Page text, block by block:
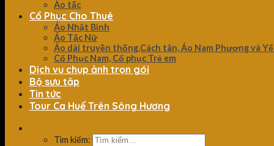
Áo tấc
Cổ Phục Cho Thuê
Áo Nhật Bình
Áo Tấc Nữ
Áo dài truyền thống,Cách tân, Áo Nam Phương và
Cổ Phục Nam, Cổ phục Trẻ em
Dịch vụ chụp ảnh trọn gói
Bộ sưu tập
Tin tức
Tour Ca Huế Trên Sông Hương
Tìm kiếm: